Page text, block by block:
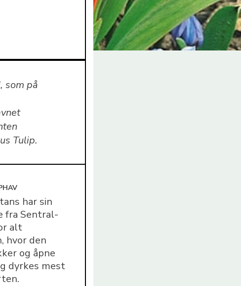
som på
Tulip.
har sin
fra Sentral-
alt
hvor den
og åpne
dyrkes mest